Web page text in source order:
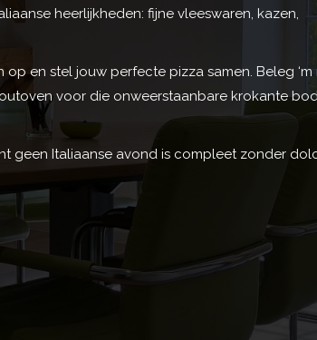
heerlijkheden: fijne vleeswaren, kazen,
op en stel jouw perfecte pizza samen. Beleg ‘m
voor die onweerstaanbare krokante
geen Italiaanse avond is compleet zonder